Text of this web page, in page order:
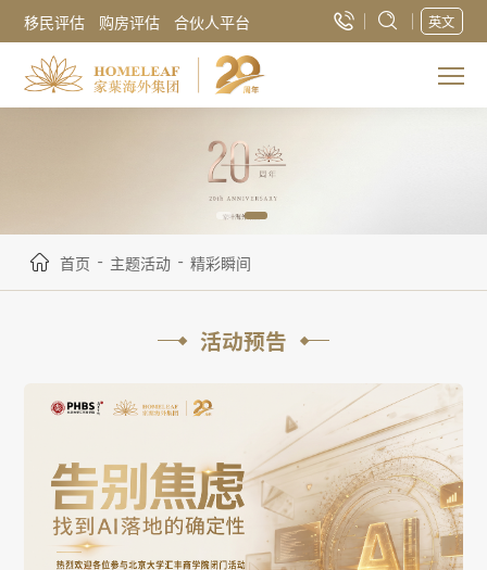
移民评估 购房评估 合伙人平台 英文
首页 - 主题活动 - 精彩瞬间
活动预告